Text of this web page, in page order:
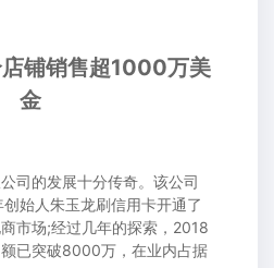
铺销售超1000万美
金
的发展十分传奇。该公司
始人朱玉龙刷信用卡开通了
市场;经过几年的探索，2018
已突破8000万，在业内占据